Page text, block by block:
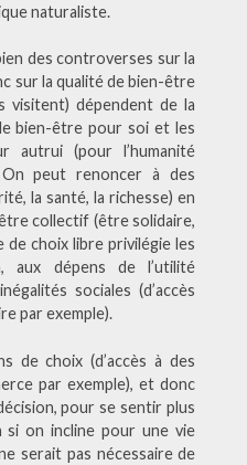
naturaliste.
des controverses sur la
sur la qualité de bien-être
visitent) dépendent de la
bien-être pour soi et les
autrui (pour l’humanité
peut renoncer à des
la santé, la richesse) en
collectif (être solidaire,
de choix libre privilégie les
aux dépens de l’utilité
sociales (d’accès
par exemple).
de choix (d’accès à des
par exemple), et donc
pour se sentir plus
si on incline pour une vie
serait pas nécessaire de